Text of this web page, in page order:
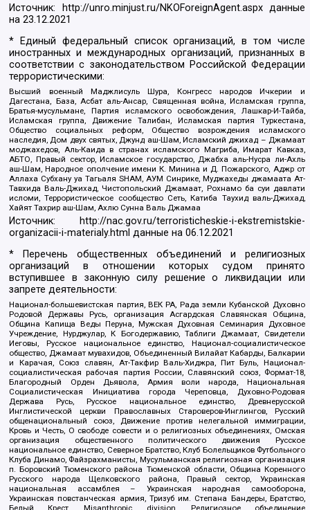
Источник: http://unro.minjust.ru/NKOForeignAgent.aspxданные
на23.12.2021
* Единый федеральный список организаций, в том числе
иностранных и международных организаций, признанных в
соответствии с законодательством Российской Федерации
террористическими:
Высший военный Маджлисуль Шура, Конгресс народов Ичкерии и
Дагестана, База, Асбат аль-Ансар, Священная война, Исламская группа,
Братья-мусульмане, Партия исламского освобождения, Лашкар-И-Тайба,
Исламская группа, Движение Талибан, Исламская партия Туркестана,
Общество социальных реформ, Общество возрождения исламского
наследия, Дом двух святых, Джунд аш-Шам, Исламский джихад – Джамаат
моджахедов, Аль-Каида в странах исламского Магриба, Имарат Кавказ,
АБТО, Правый сектор, Исламское государство, Джабха аль-Нусра ли-Ахль
аш-Шам, Народное ополчение имени К. Минина и Д. Пожарского, Аджр от
Аллаха Субхану уа Тагьаля SHAM, АУМ Синрике, Муджахеды джамаата Ат-
Тавхида Валь-Джихад, Чистопольский Джамаат, Рохнамо ба суи давлати
исломи, Террористическое сообщество Сеть, Катиба Таухид валь-Джихад,
Хайят Тахрир аш-Шам, Ахлю Сунна Валь Джамаа
Источник:
http://nac.gov.ru/terroristicheskie-i-ekstremistskie-
organizacii-i-materialy.html данные на06.12.2021
* Перечень общественных объединений и религиозных
организаций в отношении которых судом принято
вступившее в законную силу решение о ликвидации или
запрете деятельности:
Национал-большевистская партия, ВЕК РА, Рада земли Кубанской Духовно
Родовой Державы Русь, организация Асгардская Славянская Община,
Община Капища Веды Перуна, Мужская Духовная Семинария Духовное
Учреждение, Нурджулар, К Богодержавию, Таблиги Джамаат, Свидетели
Иеговы, Русское национальное единство, Национал-социалистическое
общество, Джамаат мувахидов, Объединенный Вилайат Кабарды, Балкарии
и Карачая, Союз славян, Ат-Такфир Валь-Хиджра, Пит Буль, Национал-
социалистическая рабочая партия России, Славянский союз, Формат-18,
Благородный Орден Дьявола, Армия воли народа, Национальная
Социалистическая Инициатива города Череповца, Духовно-Родовая
Держава Русь, Русское национальное единство, Древнерусской
Инглистической церкви Православных Староверов-Инглингов, Русский
общенациональный союз, Движение против нелегальной иммиграции,
Кровь и Честь, О свободе совести и о религиозных объединениях, Омская
организация общественного политического движения Русское
национальное единство, Северное Братство, Клуб Болельщиков Футбольного
Клуба Динамо, Файзрахманисты, Мусульманская религиозная организация
п. Боровский Тюменского района Тюменской области, Община Коренного
Русского народа Щелковского района, Правый сектор, Украинская
национальная ассамблея – Украинская народная самооборона,
Украинская повстанческая армия, Тризуб им. Степана Бандеры, Братство,
Белый Крест, Misanthropic division, Религиозное объединение